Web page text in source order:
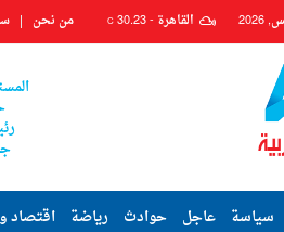
القاهرة -30.23
C من نحن
سياسة عاجل حوادث رياضة اقتصاد